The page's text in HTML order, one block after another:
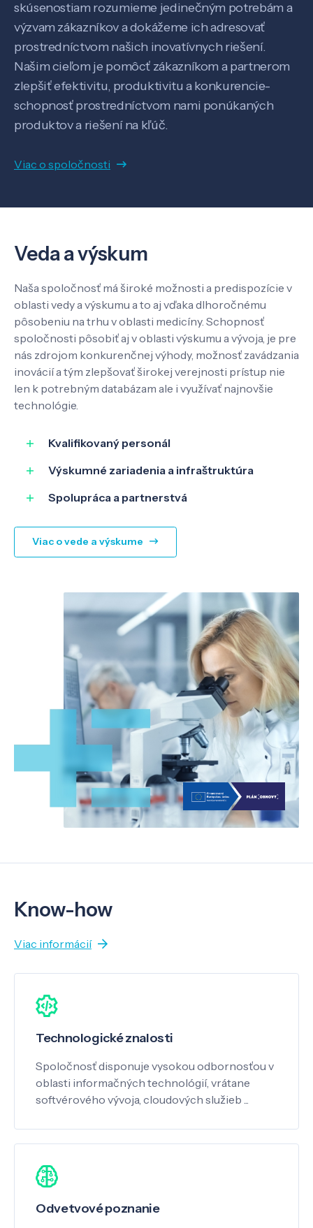
Pôsobenie
Know-how
O nás
skúsenostiam rozumieme jedinečným potrebám a
výzvam zákazníkov a dokážeme ich adresovať
prostredníctvom našich inovatívnych riešení.
Našim cieľom je pomôcť zákazníkom a partnerom
zlepšiť efektivitu, produktivitu a konkurencie-
schopnosť prostredníctvom nami ponúkaných
produktov a riešení na kľúč.
Viac o spoločnosti
Veda a výskum
Naša spoločnosť má široké možnosti a predispozície v
oblasti vedy a výskumu a to aj vďaka dlhoročnému
pôsobeniu na trhu v oblasti medicíny. Schopnosť
spoločnosti pôsobiť aj v oblasti výskumu a vývoja, je pre
nás zdrojom konkurenčnej výhody, možnosť zavádzania
inovácií a tým zlepšovať širokej verejnosti prístup nie
len k potrebným databázam ale i využívať najnovšie
technológie.
Kvalifikovaný personál
Výskumné zariadenia a infraštruktúra
Spolupráca a partnerstvá
Viac o vede a výskume
Know-how
Viac informácií
Technologické znalosti
Spoločnosť disponuje vysokou odbornosťou v
oblasti informačných technológií, vrátane
softvérového vývoja, cloudových služieb ...
Odvetvové poznanie